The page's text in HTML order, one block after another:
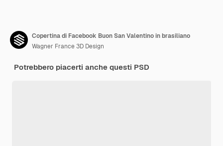
Copertina di Facebook Buon San Valentino in brasiliano
Wagner France 3D Design
Potrebbero piacerti anche questi PSD